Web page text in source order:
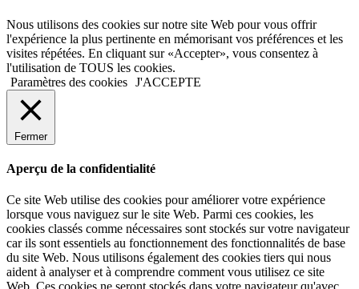
Nous utilisons des cookies sur notre site Web pour vous offrir
l'expérience la plus pertinente en mémorisant vos préférences et les
visites répétées. En cliquant sur «Accepter», vous consentez à
l'utilisation de TOUS les cookies.
Paramètres des cookies J'ACCEPTE
Fermer
Aperçu de la confidentialité
Ce site Web utilise des cookies pour améliorer votre expérience
lorsque vous naviguez sur le site Web. Parmi ces cookies, les
cookies classés comme nécessaires sont stockés sur votre navigateur
car ils sont essentiels au fonctionnement des fonctionnalités de base
du site Web. Nous utilisons également des cookies tiers qui nous
aident à analyser et à comprendre comment vous utilisez ce site